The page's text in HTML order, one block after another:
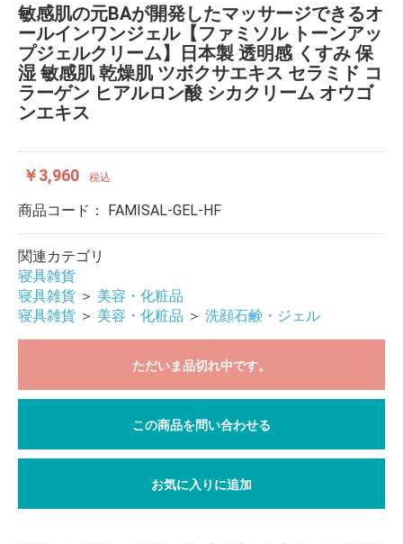
敏感肌の元BAが開発したマッサージできるオ
ールインワンジェル【ファミソル トーンアッ
プジェルクリーム】日本製 透明感 くすみ 保
湿 敏感肌 乾燥肌 ツボクサエキス セラミド コ
ラーゲン ヒアルロン酸 シカクリーム オウゴ
ンエキス
￥3,960 税込
商品コード： FAMISAL-GEL-HF
関連カテゴリ
寝具雑貨
寝具雑貨 ＞ 美容・化粧品
寝具雑貨 ＞ 美容・化粧品 ＞ 洗顔石鹸・ジェル
ただいま品切れ中です。
この商品を問い合わせる
お気に入りに追加